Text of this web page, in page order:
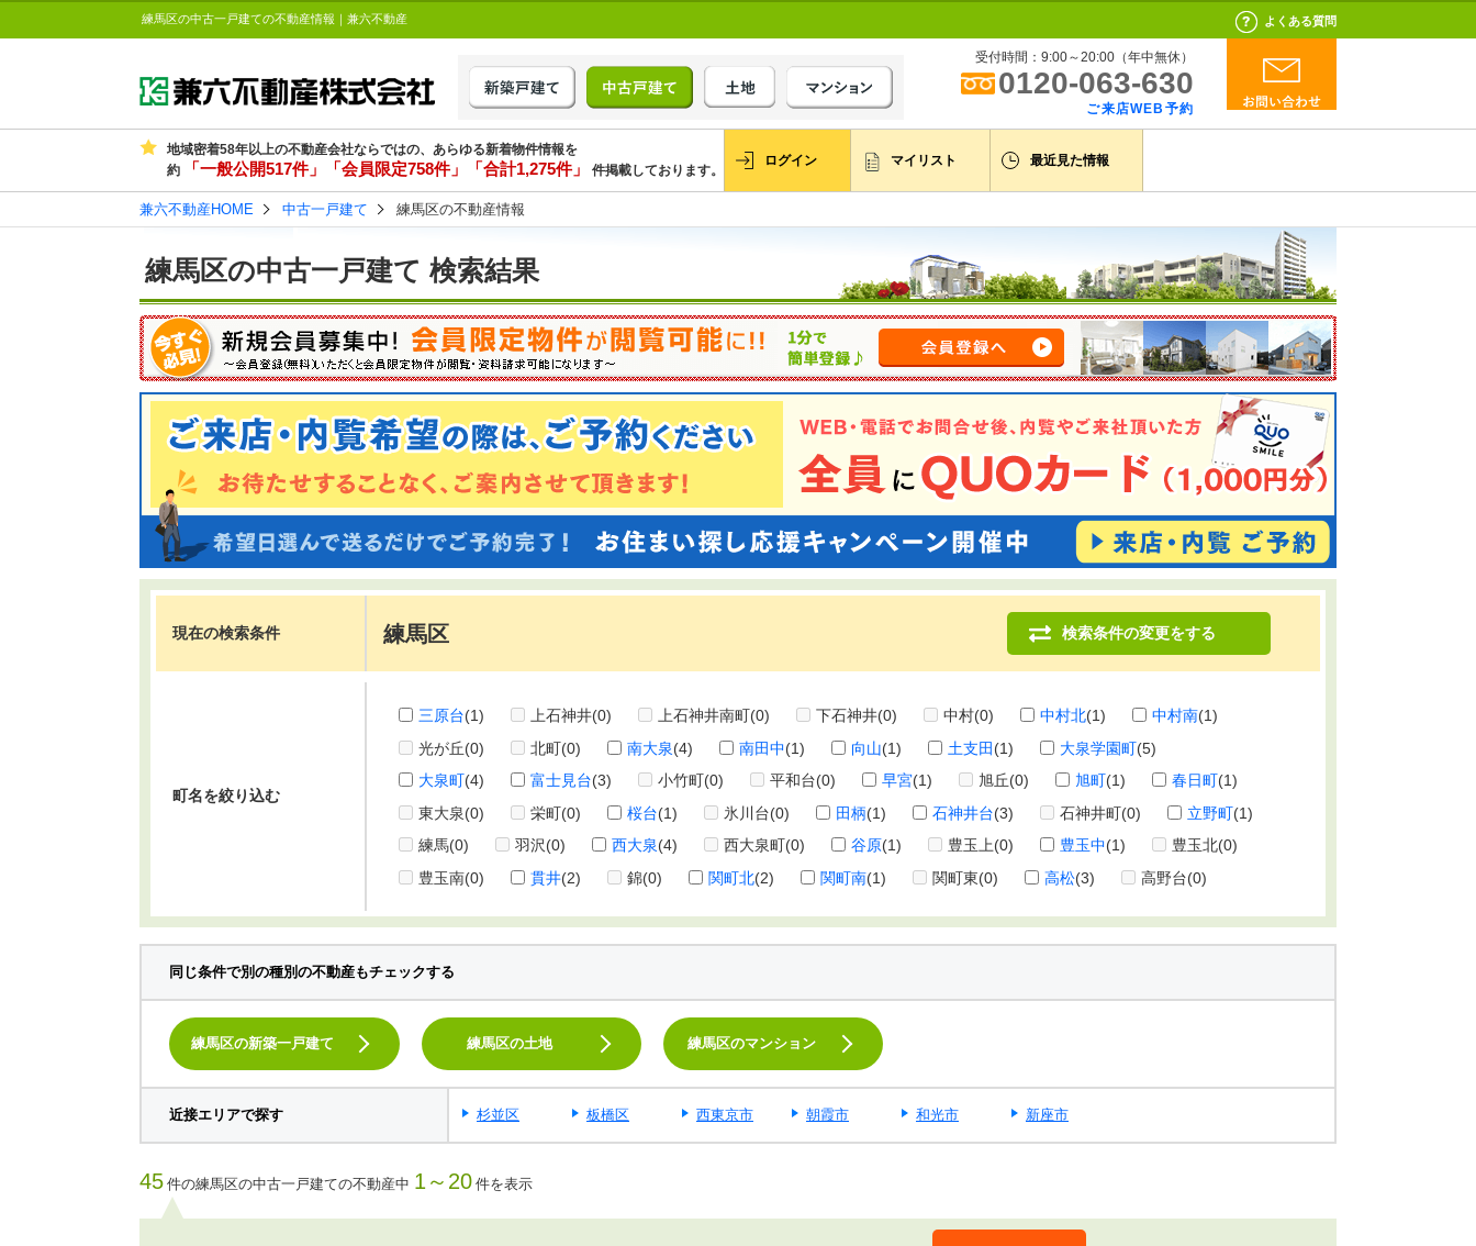
練馬区の中古一戸建ての不動産情報｜兼六不動産 よくある質問
受付時間：9:00～20:00（年中無休）
0120-063-630
ご来店WEB予約
地域密着58年以上の不動産会社ならではの、あらゆる新着物件情報を
約
「一般公開517件」「会員限定758件」「合計1,275件」 件掲載しております。
ログイン マイリスト 最近見た情報
兼六不動産HOME 中古一戸建て 練馬区の不動産情報
練馬区の中古一戸建て 検索結果
現在の検索条件 練馬区 検索条件の変更をする
町名を絞り込む
三原台(1) 上石神井(0) 上石神井南町(0) 下石神井(0) 中村(0) 中村北(1) 中村南(1)
光が丘(0) 北町(0) 南大泉(4) 南田中(1) 向山(1) 土支田(1) 大泉学園町(5)
大泉町(4) 富士見台(3) 小竹町(0) 平和台(0) 早宮(1) 旭丘(0) 旭町(1) 春日町(1)
東大泉(0) 栄町(0) 桜台(1) 氷川台(0) 田柄(1) 石神井台(3) 石神井町(0) 立野町(1)
練馬(0) 羽沢(0) 西大泉(4) 西大泉町(0) 谷原(1) 豊玉上(0) 豊玉中(1) 豊玉北(0)
豊玉南(0) 貫井(2) 錦(0) 関町北(2) 関町南(1) 関町東(0) 高松(3) 高野台(0)
同じ条件で別の種別の不動産もチェックする
練馬区の新築一戸建て 練馬区の土地 練馬区のマンション
近接エリアで探す 杉並区 板橋区 西東京市 朝霞市 和光市 新座市
45 件の練馬区の中古一戸建ての不動産中 1～20 件を表示